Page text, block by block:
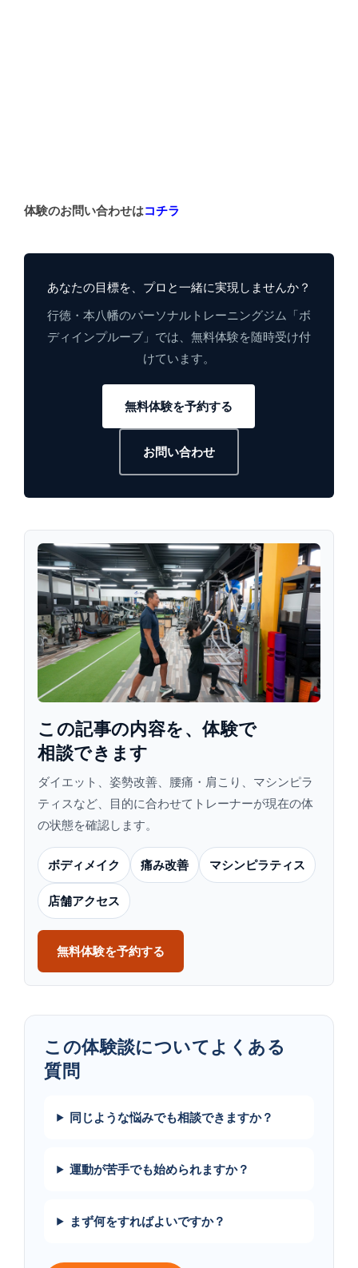
体験のお問い合わせはコチラ
あなたの目標を、プロと一緒に実現しませんか？
行徳・本八幡のパーソナルトレーニングジム「ボ
ディインプルーブ」では、無料体験を随時受け付
けています。
無料体験を予約する
お問い合わせ
この​記事の​内容を、​体験で​
相談できます
ダイエット、姿勢改善、腰痛・肩こり、マシンピラ
ティスなど、目的に合わせてトレーナーが現在の体
の状態を確認します。
ボディメイク 痛み改善 マシンピラティス
店舗アクセス
無料体験を予約する
この​体験談に​ついて​よく​ある​
質問
同じような悩みでも相談できますか？
運動が苦手でも始められますか？
まず何をすればよいですか？